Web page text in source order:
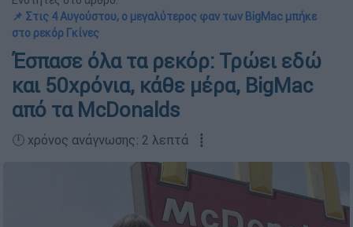
📌 Στις 4 Αυγούστου, ο μεγαλύτερος φαν των BigMac μπήκε
στο ρεκόρ Γκίνες
Έσπασε όλα τα ρεκόρ: Τρώει εδώ
και 50χρόνια, κάθε μέρα, BigMac
από τα McDonalds
🕛 χρόνος ανάγνωσης: 2 λεπτά ┋